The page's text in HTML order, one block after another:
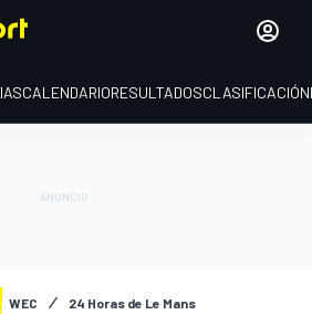
CALENDARIORESULTADOSCLASIFICACIÓN
WEC 24 Horas de Le Mans